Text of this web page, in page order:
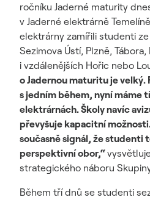
ročníku Jaderné maturity
v Jaderné elektrárně
elektrárny zamířili studenti
Sezimova Ústí, Plzně, Tábora,
i vzdálenějších Hořic nebo
o Jadernou maturitu je velký.
s jedním během, nyní máme
elektrárnách. Školy navíc
převyšuje kapacitní
současně signál, že studenti
perspektivní obor,“
strategického náboru
Během tří dnů se studenti